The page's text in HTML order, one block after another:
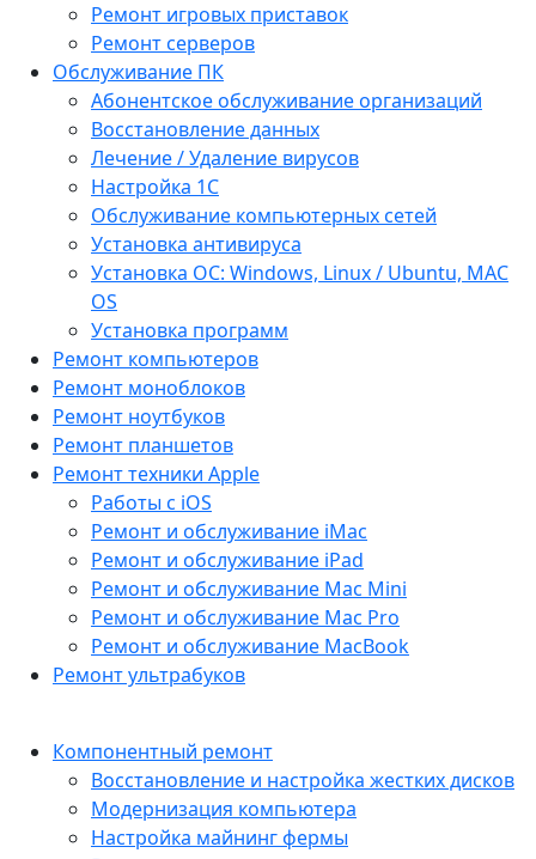
Ремонт игровых приставок
Ремонт серверов
Обслуживание ПК
Абонентское обслуживание организаций
Восстановление данных
Лечение / Удаление вирусов
Настройка 1С
Обслуживание компьютерных сетей
Установка антивируса
Установка ОС: Windows, Linux / Ubuntu, МАС
OS
Установка программ
Ремонт компьютеров
Ремонт моноблоков
Ремонт ноутбуков
Ремонт планшетов
Ремонт техники Apple
Работы с iOS
Ремонт и обслуживание iMac
Ремонт и обслуживание iPad
Ремонт и обслуживание Mac Mini
Ремонт и обслуживание Mac Pro
Ремонт и обслуживание MacBook
Ремонт ультрабуков
Компонентный ремонт
Восстановление и настройка жестких дисков
Модернизация компьютера
Настройка майнинг фермы